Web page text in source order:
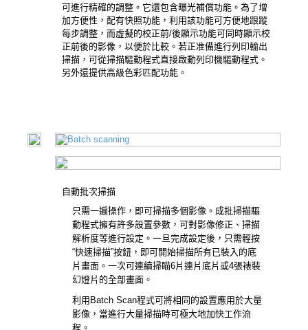
可進行精確的調整。它還包含曝光補償功能。為了增
加方便性，配有快照功能，利用該功能可方便地跟蹤
每步調整，而虛擬的校正前/後顯示功能可同時顯示校
正前後的影像，以便於比較。若正准備進行列印輸出
掃描，可從掃描驅動程式直接啟動列印機驅動程式。
另外還提供高級色彩匹配功能。
自動批次掃描
只需一遍操作，即可掃描多個影像。成批掃描驅
動程式擁有許多設置參數，可對影像修正、掃描
解析度等進行設定。一旦完成設定後，只需輕按
“快速掃描”按鈕，即可開始掃描所有已裝入的底
片畫面。一次可連續掃瞄6片連片底片或4張裱裝
幻燈片的全部畫面。
利用Batch Scan程式可將相同的設置應用於大量
影像，當進行大量掃描時可極大地加快工作流
程。